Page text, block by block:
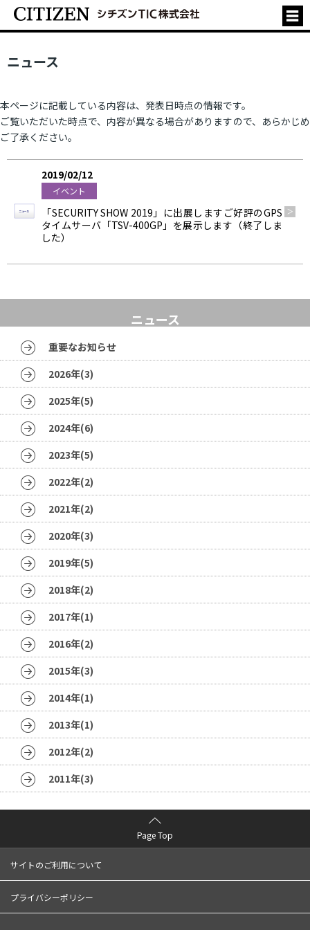
ニュース
本ページに記載している内容は、発表日時点の情報です。
ご覧いただいた時点で、内容が異なる場合がありますので、あらかじめ
ご了承ください。
2019/02/12
イベント
「SECURITY SHOW 2019」に出展しますご好評のGPS
タイムサーバ「TSV-400GP」を展示します（終了しま
した）
ニュース
重要なお知らせ
2026年(3)
2025年(5)
2024年(6)
2023年(5)
2022年(2)
2021年(2)
2020年(3)
2019年(5)
2018年(2)
2017年(1)
2016年(2)
2015年(3)
2014年(1)
2013年(1)
2012年(2)
2011年(3)
Page Top
サイトのご利用について
プライバシーポリシー